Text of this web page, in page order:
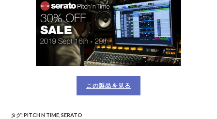
この製品を見る
タグ:PITCH N TIME SERATO